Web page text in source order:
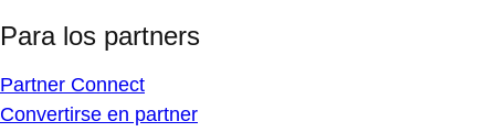
Para los partners
Partner Connect
Convertirse en partner